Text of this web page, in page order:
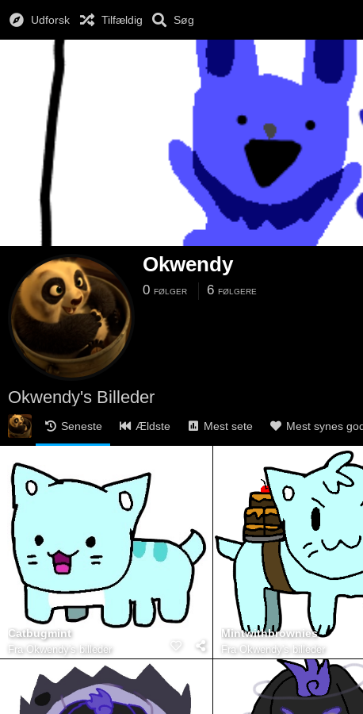
Udforsk Tilfældig Søg
Okwendy
0 FØLGER 6 FØLGERE
Okwendy's Billeder
Seneste Ældste Mest sete Mest synes
Catbugmint
Fra Okwendy's billeder
Mintwithbrownies
Fra Okwendy's billeder